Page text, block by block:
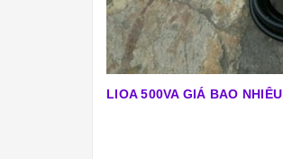
LIOA 500VA GIÁ BAO NHIÊU